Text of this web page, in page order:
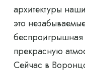
архитектуры
это
прекрасную
Сейчас в